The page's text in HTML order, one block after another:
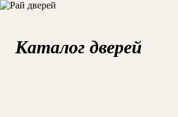
Каталог дверей